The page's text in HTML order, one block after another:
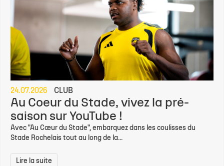
24.07.2026 CLUB
Au Coeur du Stade, vivez la pré-
saison sur YouTube !
Avec "Au Cœur du Stade", embarquez dans les coulisses du
Stade Rochelais tout au long de la...
Lire la suite